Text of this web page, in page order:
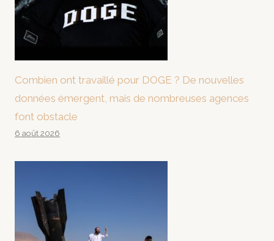
Combien ont travaillé pour DOGE ? De nouvelles
données émergent, mais de nombreuses agences
font obstacle
6 août 2026